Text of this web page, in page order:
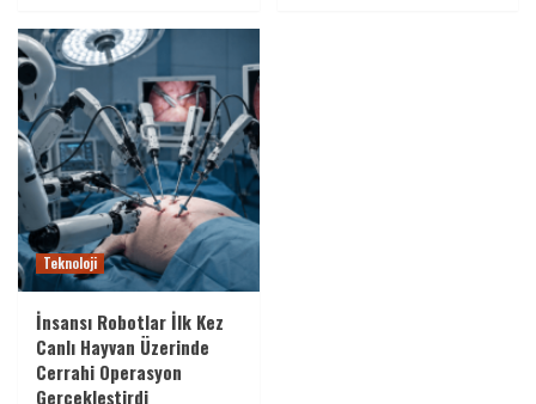
Teknoloji
İnsansı Robotlar İlk Kez
Canlı Hayvan Üzerinde
Cerrahi Operasyon
Gerçekleştirdi